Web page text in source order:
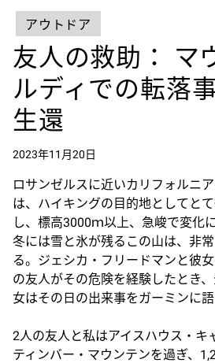
アウトドア
友人の救助： マ
ルディでの転落
生還
2023年11月20日
ロサンゼルスに近いカリフォルニ
は、ハイキングの目的地としてと
し、標高3000ｍ以上、急峻で変化
冬には雪と氷が残るこの山は、非
る。ジェシカ・フリードマンと彼
の友人がその危険を経験したとき
女はその日の出来事をガーミンに語
2人の友人と私はアイスハウス・キ
ティンバー・マウンテンを過ぎ、